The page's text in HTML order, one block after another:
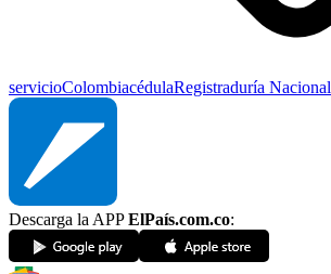
servicioColombiacédulaRegistraduría Nacional
Descarga la APPElPaís.com.co: